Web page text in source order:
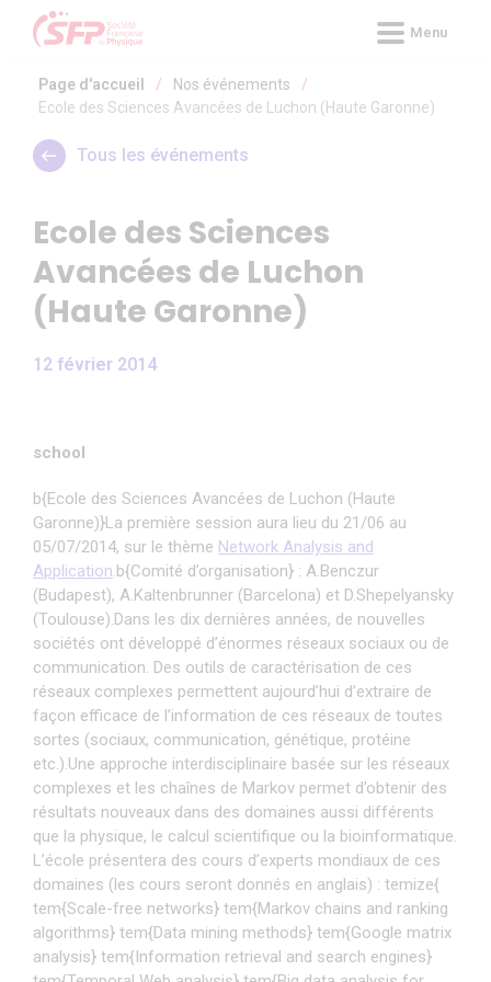
Panneau de gestion des cookies
Menu
Page d'accueil / Nos événements
/
Ecole des Sciences Avancées de Luchon (Haute Garonne)
Tous les événements
Ecole des Sciences
Avancées de Luchon
(Haute Garonne)
12 février 2014
school
b{Ecole des Sciences Avancées de Luchon (Haute
Garonne)}La première session aura lieu du 21/06 au
05/07/2014, sur le thème Network Analysis and
Application.b{Comité d’organisation} : A.Benczur
(Budapest), A.Kaltenbrunner (Barcelona) et D.Shepelyansky
(Toulouse).Dans les dix dernières années, de nouvelles
sociétés ont développé d’énormes réseaux sociaux ou de
communication. Des outils de caractérisation de ces
réseaux complexes permettent aujourd’hui d’extraire de
façon efficace de l’information de ces réseaux de toutes
sortes (sociaux, communication, génétique, protéine
etc.).Une approche interdisciplinaire basée sur les réseaux
complexes et les chaînes de Markov permet d’obtenir des
résultats nouveaux dans des domaines aussi différents
que la physique, le calcul scientifique ou la bioinformatique.
L’école présentera des cours d’experts mondiaux de ces
domaines (les cours seront donnés en anglais) : temize{
tem{Scale-free networks} tem{Markov chains and ranking
algorithms} tem{Data mining methods} tem{Google matrix
analysis} tem{Information retrieval and search engines}